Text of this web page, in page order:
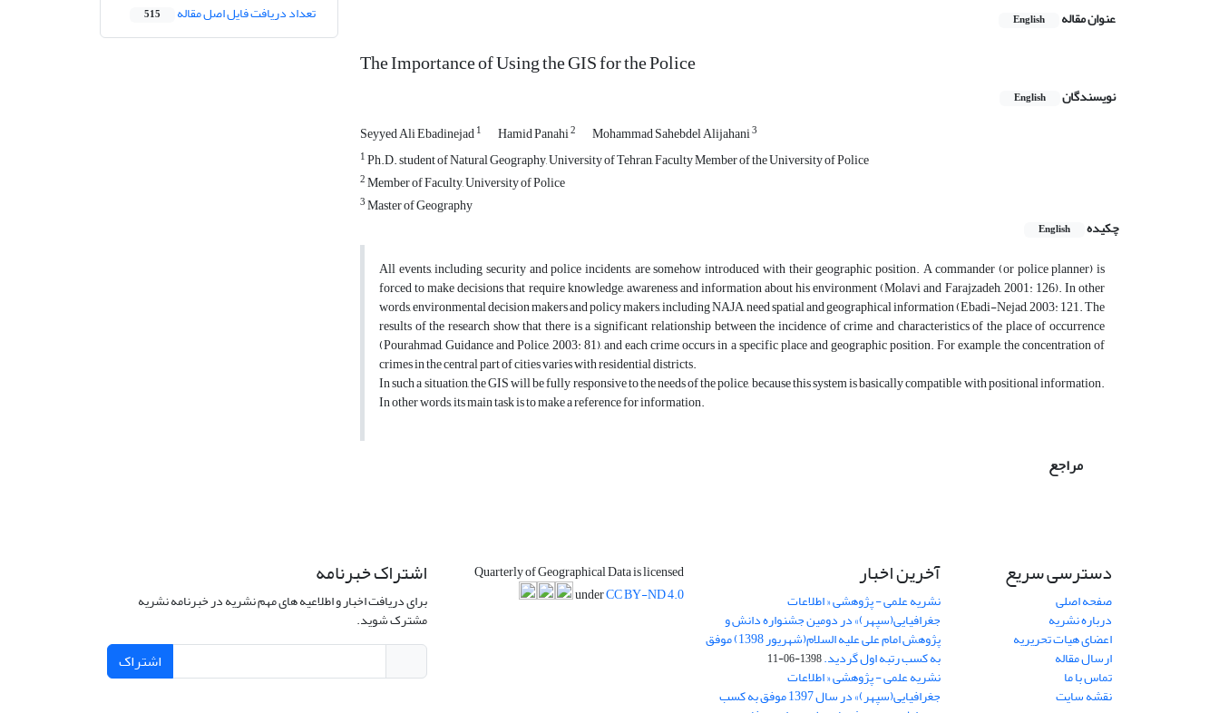
عنوان مقاله English
The Importance of Using the GIS for the Police
نویسندگان English
Seyyed Ali Ebadinejad1 Hamid Panahi2 Mohammad Sahebdel Alijahani3
1Ph.D. student of Natural Geography, University of Tehran, Faculty Member of the University of Police
2Member of Faculty, University of Police
3Master of Geography
چکیده
English
All events, including security and police incidents, are somehow introduced with their geographic position. A commander (or police planner) is
forced to make decisions that require knowledge, awareness and information about his environment (Molavi and Farajzadeh, 2001: 126). In other
words, environmental decision makers and policy makers, including NAJA, need spatial and geographical information (Ebadi-Nejad, 2003: 121. The
results of the research show that there is a significant relationship between the incidence of crime and characteristics of the place of occurrence
(Pourahmad, Guidance and Police, 2003: 81), and each crime occurs in a specific place and geographic position. For example, the concentration of
crimes in the central part of cities varies with residential districts.
In such a situation, the GIS will be fully responsive to the needs of the police, because this system is basically compatible with positional information.
In other words, its main task is to make a reference for information.
مراجع
تعداد دریافت فایل اصل مقاله 515
دسترسی سریع
صفحه اصلی
درباره نشریه
اعضای هیات تحریریه
ارسال مقاله
تماس با ما
نقشه سایت
آخرین اخبار
نشریه علمی - پژوهشی « اطلاعات
جغرافیایی(سپهر)» در دومین جشنواره دانش و
پژوهش امام علی علیه السلام(شهریور 1398) موفق
به کسب رتبه اول گردید.1398-06-11
نشریه علمی - پژوهشی « اطلاعات
جغرافیایی(سپهر)» در سال 1397 موفق به کسب
Quarterly of Geographical Data is licensed
underCC BY-ND 4.0
اشتراک خبرنامه
برای دریافت اخبار و اطلاعیه های مهم نشریه در خبرنامه نشریه
مشترک شوید.
اشتراک